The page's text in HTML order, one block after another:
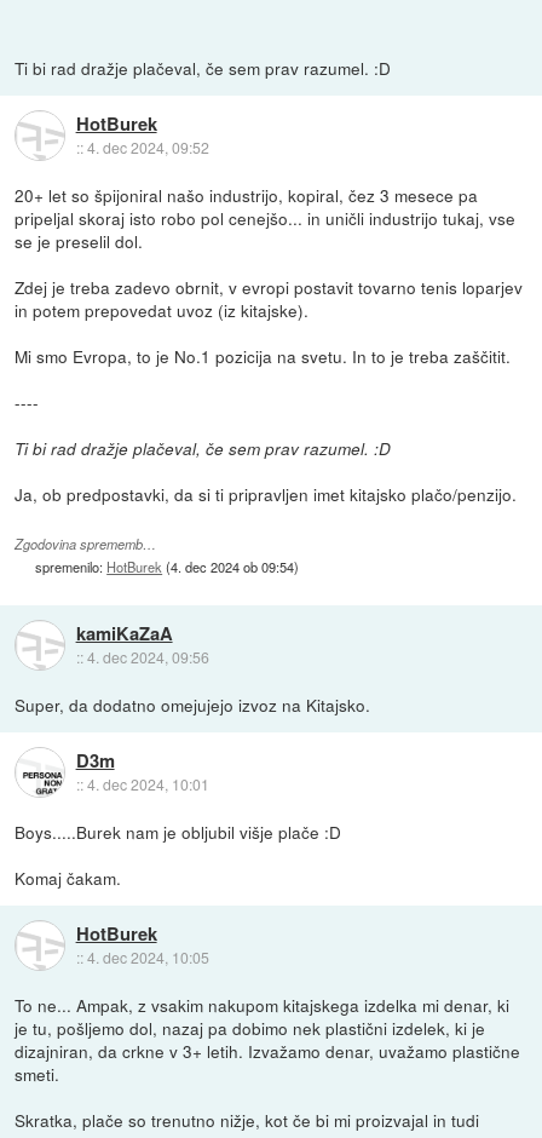
Ti bi rad dražje plačeval, če sem prav razumel. :D
HotBurek
::4. dec 2024, 09:52
20+ let so špijoniral našo industrijo, kopiral, čez 3 mesece pa
pripeljal skoraj isto robo pol cenejšo... in uničli industrijo tukaj, vse
se je preselil dol.
Zdej je treba zadevo obrnit, v evropi postavit tovarno tenis loparjev
in potem prepovedat uvoz (iz kitajske).
Mi smo Evropa, to je No.1 pozicija na svetu. In to je treba zaščitit.
----
Ti bi rad dražje plačeval, če sem prav razumel. :D
Ja, ob predpostavki, da si ti pripravljen imet kitajsko plačo/penzijo.
Zgodovina sprememb…
spremenilo: HotBurek(4. dec 2024 ob 09:54)
kamiKaZaA
::4. dec 2024, 09:56
Super, da dodatno omejujejo izvoz na Kitajsko.
D3m
::4. dec 2024, 10:01
Boys.....Burek nam je obljubil višje plače :D
Komaj čakam.
HotBurek
::4. dec 2024, 10:05
To ne... Ampak, z vsakim nakupom kitajskega izdelka mi denar, ki
je tu, pošljemo dol, nazaj pa dobimo nek plastični izdelek, ki je
dizajniran, da crkne v 3+ letih. Izvažamo denar, uvažamo plastične
smeti.
Skratka, plače so trenutno nižje, kot če bi mi proizvajal in tudi